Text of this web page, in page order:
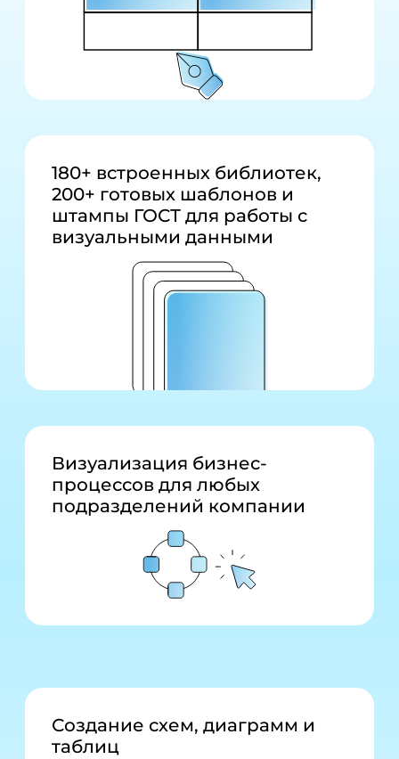
180+ встроенных библиотек,
200+ готовых шаблонов и
штампы ГОСТ для работы с
визуальными данными
Визуализация бизнес-
процессов для любых
подразделений компании
Создание схем, диаграмм и
таблиц